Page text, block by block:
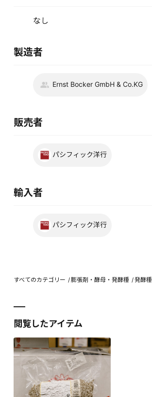
なし
製造者
Ernst Bocker GmbH & Co.KG
販売者
パシフィック洋行
輸入者
パシフィック洋行
すべてのカテゴリー 膨張剤・酵母・発酵種 発酵種
閲覧したアイテム